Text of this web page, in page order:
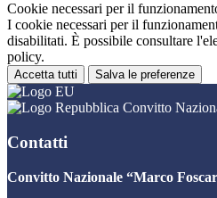
Cookie necessari per il
I cookie necessari per il
disabilitati. È possibile consultare
policy.
Accetta tutti Salva le preferenze
Convitto
Contatti
Convitto Nazionale “Marco